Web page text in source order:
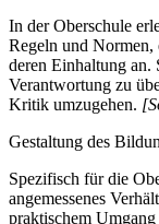
In der Oberschule
Regeln und Normen,
deren Einhaltung an.
Verantwortung zu
Kritik umzugehen.
Gestaltung des
Spezifisch für die
angemessenes
praktischem